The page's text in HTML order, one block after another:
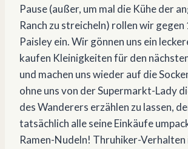
Pause (außer, um mal die Kühe der
Ranch zu streicheln) rollen wir gegen
Paisley ein. Wir gönnen uns ein
kaufen Kleinigkeiten für den
und machen uns wieder auf die
ohne uns von der Supermarkt-Lady
des Wanderers erzählen zu lassen,
tatsächlich alle seine Einkäufe
Ramen-Nudeln! Thruhiker-Verhalten